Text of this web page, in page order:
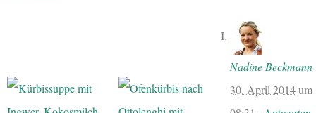
Nadine Beckmann
30. April 2014um